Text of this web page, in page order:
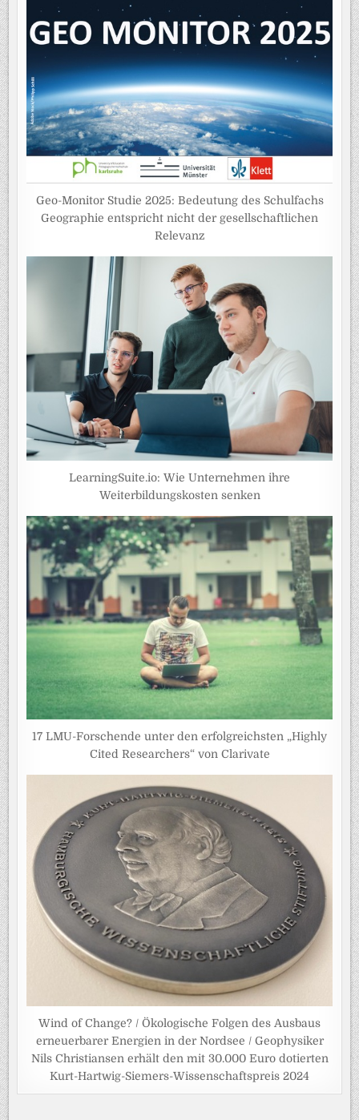
Geo-Monitor Studie 2025: Bedeutung des Schulfachs
Geographie entspricht nicht der gesellschaftlichen
Relevanz
LearningSuite.io: Wie Unternehmen ihre
Weiterbildungskosten senken
17 LMU-Forschende unter den erfolgreichsten „Highly
Cited Researchers“ von Clarivate
Wind of Change? / Ökologische Folgen des Ausbaus
erneuerbarer Energien in der Nordsee / Geophysiker
Nils Christiansen erhält den mit 30.000 Euro dotierten
Kurt-Hartwig-Siemers-Wissenschaftspreis 2024